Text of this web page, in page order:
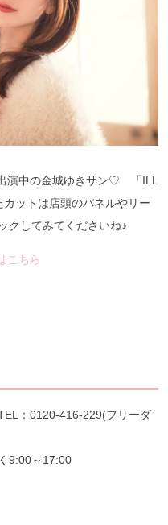
演中の金城ゆきサン♡ 「ILL
ットは店頭のパネルやリー
クしてみてくださいね♪
こちら
：0120-416-229(フリーダ
9:00～17:00